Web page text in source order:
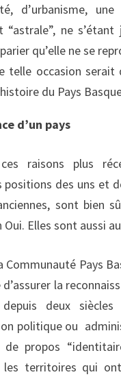
d’urbanisme,
“astrale”, ne
qu’elle ne se
telle occasion
du Pays
d’un pays
raisons plus
positions des uns et
sont bien
Elles sont aussi
Communauté Pays
la
depuis deux
politique ou
propos
les territoires qui